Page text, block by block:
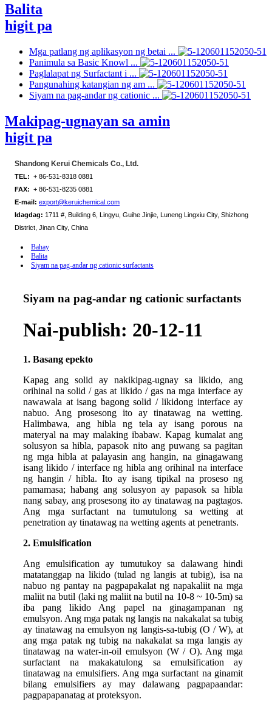
Balita
higit pa
Mga patlang ng aplikasyon ng betai ...
Panimula sa Basic Knowl ...
Paglalapat ng Surfactant i ...
Pangunahing katangian ng am ...
Siyam na pag-andar ng cationic ...
Makipag-ugnayan sa amin
higit pa
Shandong Kerui Chemicals Co., Ltd.
TEL: + 86-531-8318 0881
FAX: + 86-531-8235 0881
E-mail: export@keruichemical.com
Idagdag: 1711 #, Building 6, Lingyu, Guihe Jinjie, Luneng Lingxiu City, Shizhong
District, Jinan City, China
Bahay
Balita
Siyam na pag-andar ng cationic surfactants
Siyam na pag-andar ng cationic surfactants
Nai-publish: 20-12-11
1. Basang epekto
Kapag ang solid ay nakikipag-ugnay sa likido, ang
orihinal na solid / gas at likido / gas na mga interface ay
nawawala at isang bagong solid / likidong interface ay
nabuo. Ang prosesong ito ay tinatawag na wetting.
Halimbawa, ang hibla ng tela ay isang porous na
materyal na may malaking ibabaw. Kapag kumalat ang
solusyon sa hibla, papasok nito ang puwang sa pagitan
ng mga hibla at palayasin ang hangin, na ginagawang
isang likido / interface ng hibla ang orihinal na interface
ng hangin / hibla. Ito ay isang tipikal na proseso ng
pamamasa; habang ang solusyon ay papasok sa hibla
nang sabay, ang prosesong ito ay tinatawag na pagtagos.
Ang mga surfactant na tumutulong sa wetting at
penetration ay tinatawag na wetting agents at penetrants.
2. Emulsification
Ang emulsification ay tumutukoy sa dalawang hindi
matatanggap na likido (tulad ng langis at tubig), isa na
nabuo ng pantay na pagpapakalat ng napakaliit na mga
maliit na butil (laki ng maliit na butil na 10-8 ~ 10-5m) sa
iba pang likido Ang papel na ginagampanan ng
emulsyon. Ang mga patak ng langis na nakakalat sa tubig
ay tinatawag na emulsyon ng langis-sa-tubig (O / W), at
ang mga patak ng tubig na nakakalat sa mga langis ay
tinatawag na water-in-oil emulsyon (W / O). Ang mga
surfactant na makakatulong sa emulsification ay
tinatawag na emulsifiers. Ang mga surfactant na ginamit
bilang emulsifiers ay may dalawang pagpapaandar:
pagpapapanatag at proteksyon.